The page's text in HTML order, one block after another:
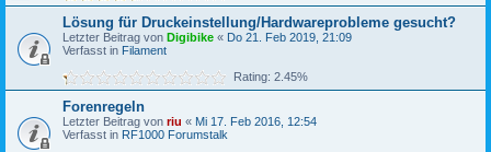
Lösung für Druckeinstellung/Hardwareprobleme gesucht?
Letzter Beitrag von Digibike « Do 21. Feb 2019, 21:09
Verfasst in Filament
Rating: 2.45%
Forenregeln
Letzter Beitrag von riu « Mi 17. Feb 2016, 12:54
Verfasst in RF1000 Forumstalk